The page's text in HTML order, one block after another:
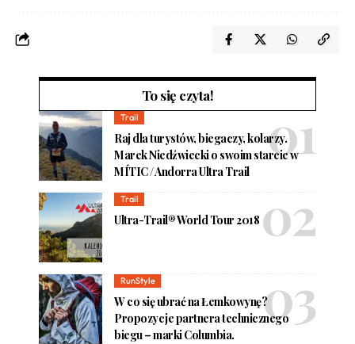
To się czyta!
Trail
Raj dla turystów, biegaczy, kolarzy.
Marek Niedźwiecki o swoim starcie w
MÍTIC / Andorra Ultra Trail
Trail
Ultra-Trail® World Tour 2018
RunStyle
W co się ubrać na Łemkowynę?
Propozycje partnera technicznego
biegu – marki Columbia.